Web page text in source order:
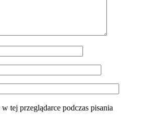
tej przeglądarce podczas pisania